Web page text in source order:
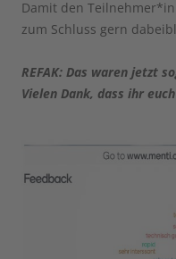
Damit den
zum Schluss gern
REFAK: Das waren jetzt
Vielen Dank, dass ihr